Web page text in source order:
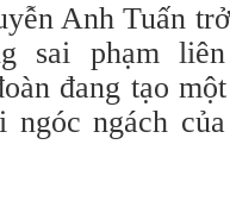
Anh Tuấn
sai phạm
đang tạo
ngách